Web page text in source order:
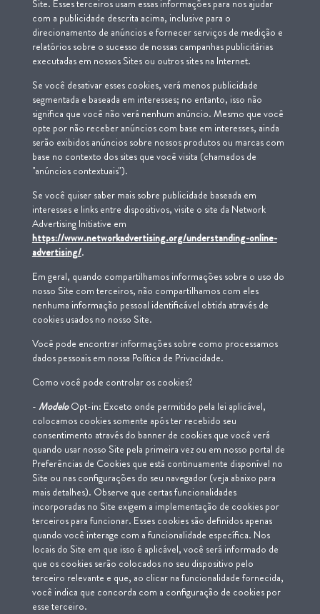
Site. Esses terceiros usam essas informações para nos ajudar
com a publicidade descrita acima, inclusive para o
direcionamento de anúncios e fornecer serviços de medição e
relatórios sobre o sucesso de nossas campanhas publicitárias
executadas em nossos Sites ou outros sites na Internet.
Se você desativar esses cookies, verá menos publicidade
segmentada e baseada em interesses; no entanto, isso não
significa que você não verá nenhum anúncio. Mesmo que você
opte por não receber anúncios com base em interesses, ainda
serão exibidos anúncios sobre nossos produtos ou marcas com
base no contexto dos sites que você visita (chamados de
"anúncios contextuais").
Se você quiser saber mais sobre publicidade baseada em
interesses e links entre dispositivos, visite o site da Network
Advertising Initiative em
https://www.networkadvertising.org/understanding-online-
advertising/.
Em geral, quando compartilhamos informações sobre o uso do
nosso Site com terceiros, não compartilhamos com eles
nenhuma informação pessoal identificável obtida através de
cookies usados no nosso Site.
Você pode encontrar informações sobre como processamos
dados pessoais em nossa Política de Privacidade.
Como você pode controlar os cookies?
- ModeloOpt-in: Exceto onde permitido pela lei aplicável,
colocamos cookies somente após ter recebido seu
consentimento através do banner de cookies que você verá
quando usar nosso Site pela primeira vez ou em nosso portal de
Preferências de Cookies que está continuamente disponível no
Site ou nas configurações do seu navegador (veja abaixo para
mais detalhes). Observe que certas funcionalidades
incorporadas no Site exigem a implementação de cookies por
terceiros para funcionar. Esses cookies são definidos apenas
quando você interage com a funcionalidade específica. Nos
locais do Site em que isso é aplicável, você será informado de
que os cookies serão colocados no seu dispositivo pelo
terceiro relevante e que, ao clicar na funcionalidade fornecida,
você indica que concorda com a configuração de cookies por
esse terceiro.